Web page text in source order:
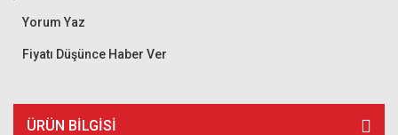
Yorum Yaz
Fiyatı Düşünce Haber Ver
ÜRÜN BILGISI